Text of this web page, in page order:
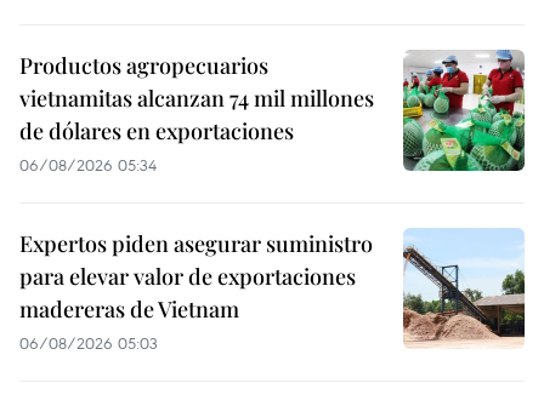
Productos agropecuarios
vietnamitas alcanzan 74 mil millones
de dólares en exportaciones
06/08/2026 05:34
Expertos piden asegurar suministro
para elevar valor de exportaciones
madereras de Vietnam
06/08/2026 05:03